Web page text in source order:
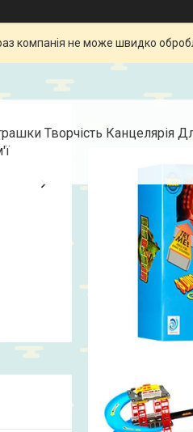
компанія не може швидко
Творчість Канцелярія